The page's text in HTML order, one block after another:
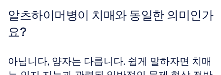
알츠하이머병이 치매와 동일한 의미인가
요?
아닙니다, 양자는 다릅니다. 쉽게 말하자면 치매